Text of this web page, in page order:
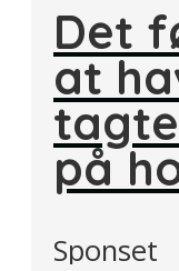
Det
at
på
Sponset